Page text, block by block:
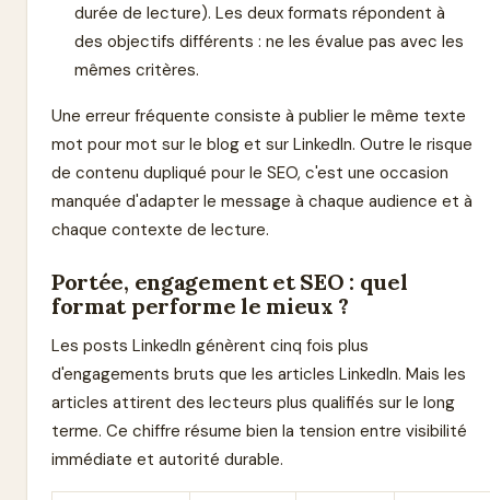
durée de lecture). Les deux formats répondent à
des objectifs différents : ne les évalue pas avec les
mêmes critères.
Une erreur fréquente consiste à publier le même texte
mot pour mot sur le blog et sur LinkedIn. Outre le risque
de contenu dupliqué pour le SEO, c'est une occasion
manquée d'adapter le message à chaque audience et à
chaque contexte de lecture.
Portée, engagement et SEO : quel
format performe le mieux ?
Les posts LinkedIn génèrent cinq fois plus
d'engagements bruts que les articles LinkedIn. Mais les
articles attirent des lecteurs plus qualifiés sur le long
terme. Ce chiffre résume bien la tension entre visibilité
immédiate et autorité durable.